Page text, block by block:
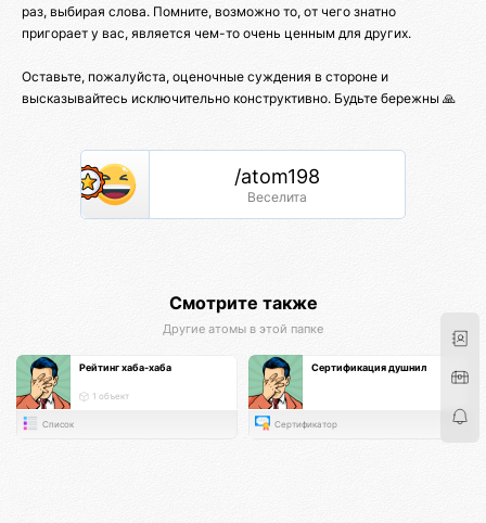
раз, выбирая слова. Помните, возможно то, от чего знатно
пригорает у вас, является чем-то очень ценным для других.
Оставьте, пожалуйста, оценочные суждения в стороне и
высказывайтесь исключительно конструктивно. Будьте бережны 🙏
/atom198
Веселита
Смотрите также
Другие атомы в этой папке
Рейтинг хаба-хаба
1 объект
Список
Сертификация душнил
Сертификатор